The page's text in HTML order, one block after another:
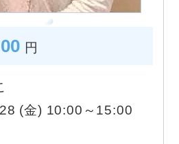
円
(金) 10:00～15:00